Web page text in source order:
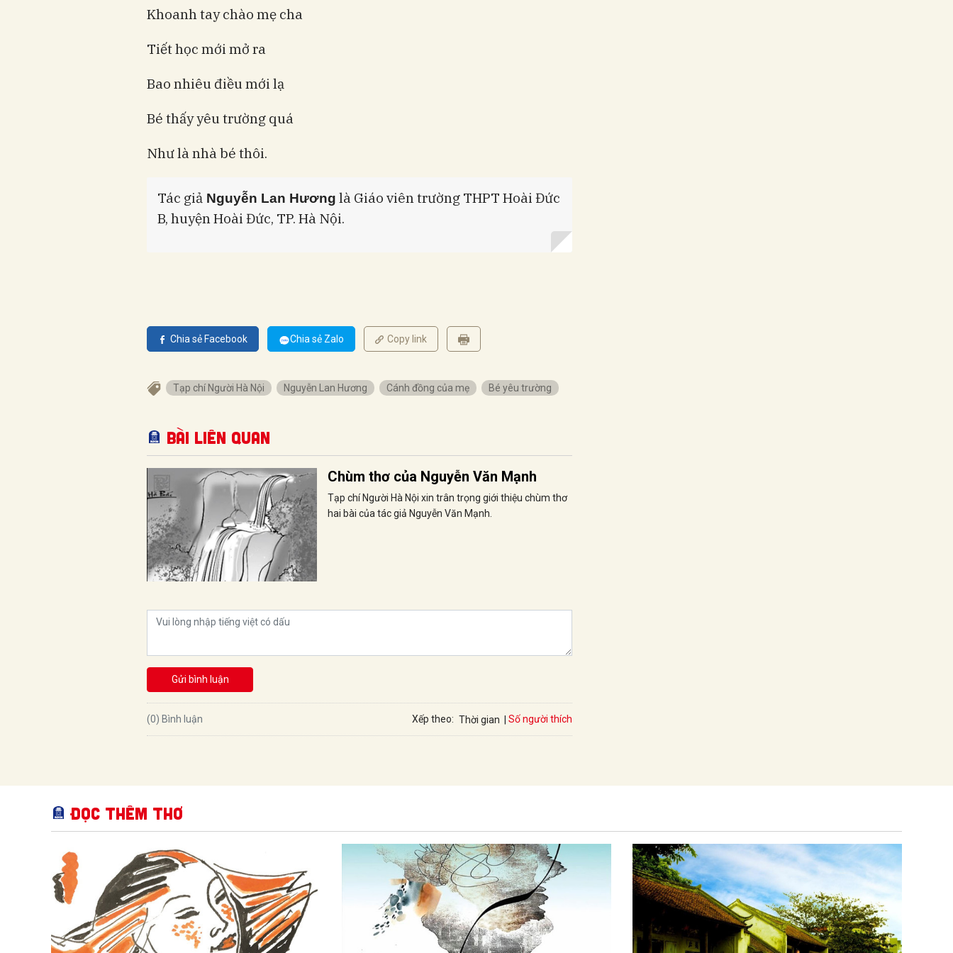
Khoanh tay chào mẹ cha
Tiết học mới mở ra
Bao nhiêu điều mới lạ
Bé thấy yêu trường quá
Như là nhà bé thôi.
Tác giả Nguyễn Lan Hương là Giáo viên trường THPT Hoài Đức
B, huyện Hoài Đức, TP. Hà Nội.
Chia sẻ Facebook Chia sẻ Zalo Copy link
Tạp chí Người Hà Nội Nguyễn Lan Hương Cánh đồng của mẹ Bé yêu trường
Bài liên quan
Chùm thơ của Nguyễn Văn Mạnh
Tạp chí Người Hà Nội xin trân trọng giới thiệu chùm thơ
hai bài của tác giả Nguyễn Văn Mạnh.
Gửi bình luận
(0) Bình luận Xếp theo: Thời gian Số người thích
Đọc thêm Thơ